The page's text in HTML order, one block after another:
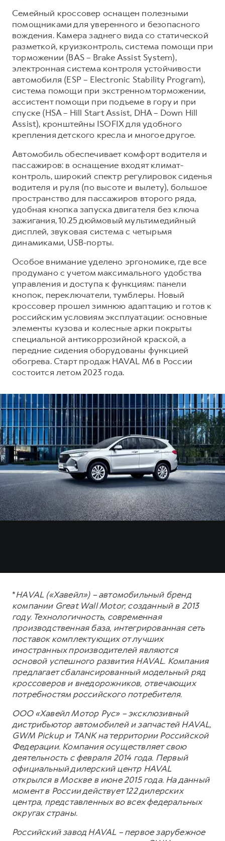
Семейный кроссовер оснащен полезными
помощниками для уверенного и безопасного
вождения. Камера заднего вида со статической
разметкой, круизконтроль, система помощи при
торможении (BAS – Brake Assist System),
электронная система контроля устойчивости
автомобиля (ESP – Electronic Stability Program),
система помощи при экстренном торможении,
ассистент помощи при подъеме в гору и при
спуске (HSA – Hill Start Assist, DHA – Down Hill
Assist), кронштейны ISOFIX для удобного
крепления детского кресла и многое другое.
Автомобиль обеспечивает комфорт водителя и
пассажиров: в оснащение входят климат-
контроль, широкий спектр регулировок сиденья
водителя и руля (по высоте и вылету), большое
пространство для пассажиров второго ряда,
удобная кнопка запуска двигателя без ключа
зажигания, 10.25 дюймовый мультимедийный
дисплей, звуковая система с четырьмя
динамиками, USB-порты.
Особое внимание уделено эргономике, где все
продумано с учетом максимального удобства
управления и доступа к функциям: панели
кнопок, переключатели, тумблеры. Новый
кроссовер прошел зимнюю адаптацию и готов к
российским условиям эксплуатации: основные
элементы кузова и колесные арки покрыты
специальной антикоррозийной краской, а
передние сидения оборудованы функцией
обогрева. Старт продаж HAVAL M6 в России
состоится летом 2023 года.
*HAVAL («Хавейл») – автомобильный бренд
компании Great Wall Motor, созданный в 2013
году. Технологичность, современная
производственная база, интегрированная сеть
поставок комплектующих от лучших
иностранных производителей являются
основой успешного развития HAVAL. Компания
предлагает сбалансированный модельный ряд
кроссоверов и внедорожников, отвечающих
потребностям российского потребителя.
ООО «Хавейл Мотор Рус» – эксклюзивный
дистрибьютор автомобилей и запчастей HAVAL,
GWM Pickup и TANK на территории Российской
Федерации. Компания осуществляет свою
деятельность с февраля 2014 года. Первый
официальный дилерский центр HAVAL
открылся в Москве в июне 2015 года. На данный
момент в России действует 122 дилерских
центра, представленных во всех федеральных
округах страны.
Российский завод HAVAL – первое зарубежное